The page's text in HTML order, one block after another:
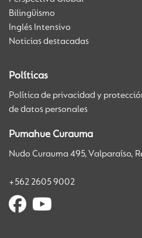
Bilingüismo
Inglés Intensivo
Noticias destacadas
Políticas
Política de privacidad y
de datos personales
Pumahue Curauma
Nudo Curauma 495, Valparaíso,
+562 2605 9002